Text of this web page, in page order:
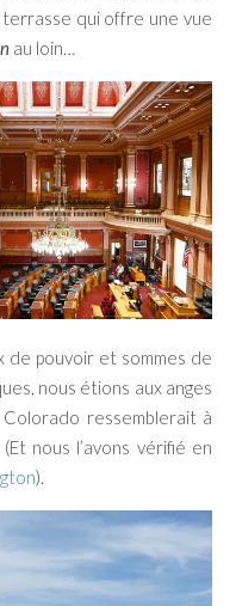
qui offre une vue
au loin…
de pouvoir et sommes de
nous étions aux anges
ressemblerait à
nous l’avons vérifié en
).